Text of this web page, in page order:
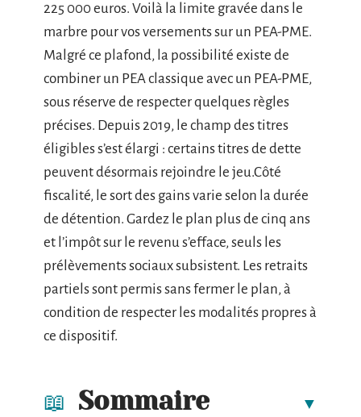
225 000 euros. Voilà la limite gravée dans le
marbre pour vos versements sur un PEA-PME.
Malgré ce plafond, la possibilité existe de
combiner un PEA classique avec un PEA-PME,
sous réserve de respecter quelques règles
précises. Depuis 2019, le champ des titres
éligibles s’est élargi : certains titres de dette
peuvent désormais rejoindre le jeu.Côté
fiscalité, le sort des gains varie selon la durée
de détention. Gardez le plan plus de cinq ans
et l’impôt sur le revenu s’efface, seuls les
prélèvements sociaux subsistent. Les retraits
partiels sont permis sans fermer le plan, à
condition de respecter les modalités propres à
ce dispositif.
Sommaire